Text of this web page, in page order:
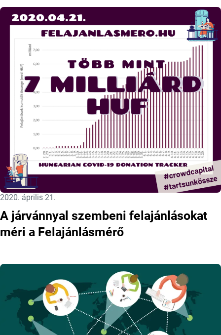
Közzétéve:
2020. április 21.
A járvánnyal szembeni felajánlásokat
méri a Felajánlásmérő